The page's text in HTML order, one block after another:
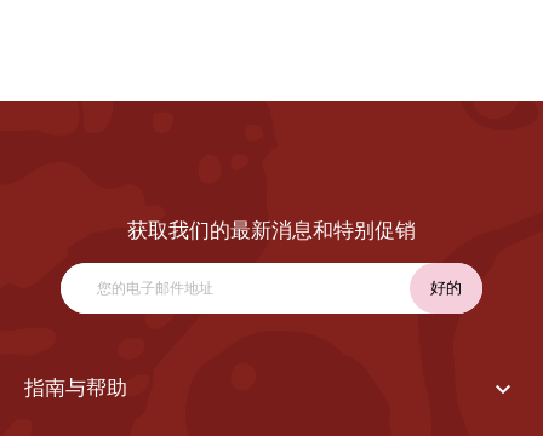
获取我们的最新消息和特别促销
指南与帮助 